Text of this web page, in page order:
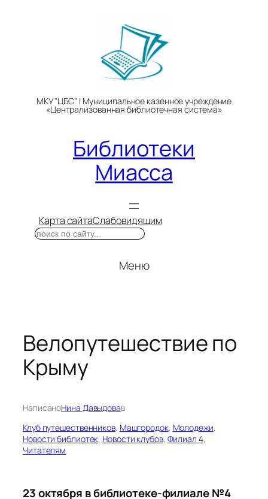
МКУ "ЦБС" | Муниципальное казенное учреждение
«Централизованная библиотечная система»
Библиотеки
Миасса
Карта сайтаСлабовидящим
Поиск
Меню
Велопутешествие по
Крыму
НаписаноНина Давыдовав
Клуб путешественников, Машгородок, Молодежи
Новости библиотек, Новости клубов, Филиал 4
Читателям
23 октября в библиотеке-филиале №4